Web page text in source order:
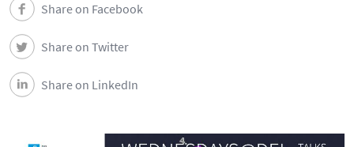
Share on Facebook
Share on Twitter
Share on LinkedIn